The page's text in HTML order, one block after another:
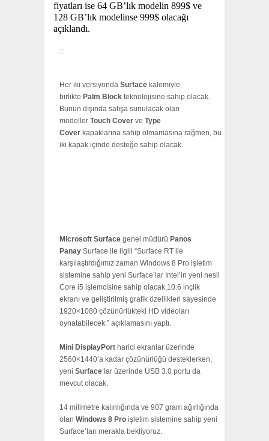
fiyatları ise 64 GB’lık modelin 899$ ve
128 GB’lık modelinse 999$ olacağı
açıklandı.
Her iki versiyonda Surface kalemiyle
birlikte Palm Block teknolojisine sahip olacak.
Bunun dışında satışa sunulacak olan
modeller Touch Cover ve Type
Cover kapaklarına sahip olmamasına rağmen, bu
iki kapak içinde desteğe sahip olacak.
Microsoft Surface genel müdürü Panos
Panay Surface ile ilgili “Surface RT ile
karşılaştırdığımız zaman Windows 8 Pro işletim
sistemine sahip yeni Surface’lar Intel’in yeni nesil
Core i5 işlemcisine sahip olacak,10.6 inçlik
ekranı ve geliştirilmiş grafik özellikleri sayesinde
1920×1080 çözünürlükteki HD videoları
oynatabilecek.” açıklamasını yaptı.
Mini DisplayPort harici ekranlar üzerinde
2560×1440’a kadar çözünürlüğü desteklerken,
yeni Surface‘lar üzerinde USB 3.0 portu da
mevcut olacak.
14 milimetre kalınlığında ve 907 gram ağırlığında
olan Windows 8 Pro işletim sistemine sahip yeni
Surface’ları merakla bekliyoruz.